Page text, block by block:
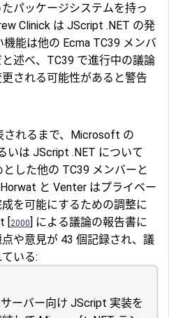
パッケージシステムを持っ
Clinick は JScript .NET の発
機能は他の Ecma TC39 メンバ
述べ、TC39 で進行中の議論
される可能性があると警告
されるまで、Microsoft の
いは JScript .NET について
した他の TC39 メンバーと
と Venter はプライベー
を可能にするための調整に
[2000] による議論の報告書に
や意見が 43 個記録され、議
いる:
ーバー向け JScript 実装を